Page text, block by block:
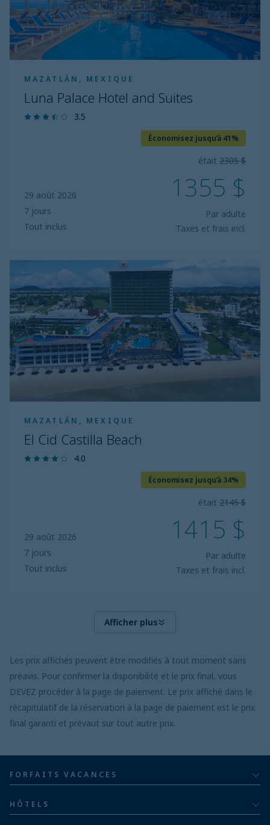
MAZATLÁN, MEXIQUE
Luna Palace Hotel and Suites
3.5
29 août 2026
7 jours
Tout inclus
Économisez jusqu’à 41%
était 2305 $
1355 $
Par adulte
Taxes et frais incl.
MAZATLÁN, MEXIQUE
El Cid Castilla Beach
4.0
29 août 2026
7 jours
Tout inclus
Économisez jusqu’à 34%
était 2145 $
1415 $
Par adulte
Taxes et frais incl.
Cid
Castilla
Beach
Afficher plus
Les prix affichés peuvent être modifiés à tout moment sans
préavis. Pour confirmer la disponibilité et le prix final, vous
DEVEZ procéder à la page de paiement. Le prix affiché dans le
récapitulatif de la réservation à la page de paiement est le prix
final garanti et prévaut sur tout autre prix.
FORFAITS VACANCES
Pour adultes
HÔTELS